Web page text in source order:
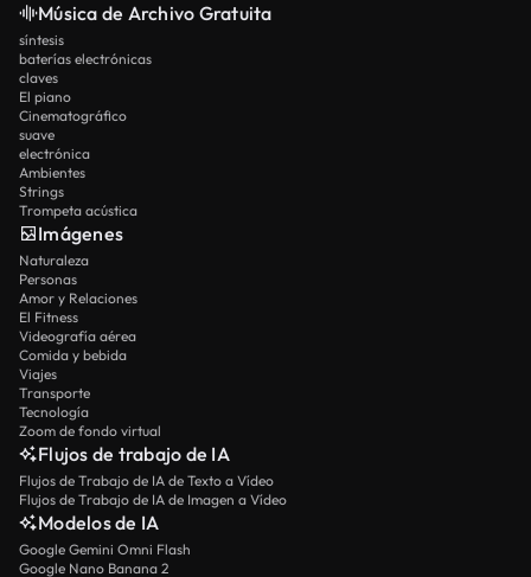
Música de Archivo Gratuita
síntesis
baterías electrónicas
claves
El piano
Cinematográfico
suave
electrónica
Ambientes
Strings
Trompeta acústica
Imágenes
Naturaleza
Personas
Amor y Relaciones
El Fitness
Videografía aérea
Comida y bebida
Viajes
Transporte
Tecnología
Zoom de fondo virtual
Flujos de trabajo de IA
Flujos de Trabajo de IA de Texto a Vídeo
Flujos de Trabajo de IA de Imagen a Vídeo
Modelos de IA
Google Gemini Omni Flash
Google Nano Banana 2